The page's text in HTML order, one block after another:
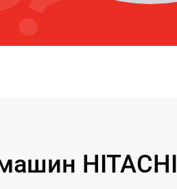
HITACHI